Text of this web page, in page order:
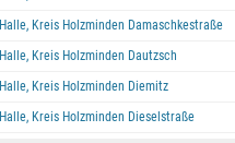
Halle, Kreis Holzminden Damaschkestraße
Halle, Kreis Holzminden Dautzsch
Halle, Kreis Holzminden Diemitz
Halle, Kreis Holzminden Dieselstraße